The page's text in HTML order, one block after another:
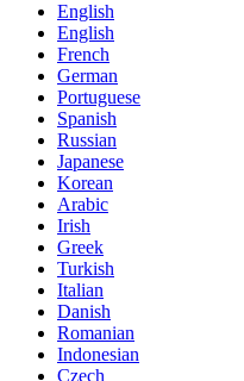
English
English
French
German
Portuguese
Spanish
Russian
Japanese
Korean
Arabic
Irish
Greek
Turkish
Italian
Danish
Romanian
Indonesian
Czech